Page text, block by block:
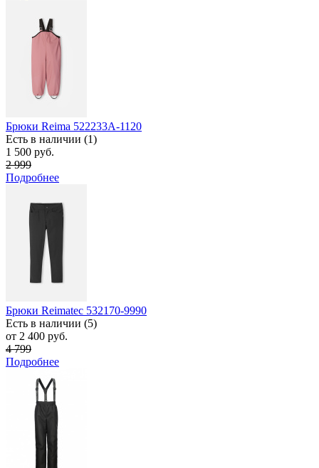
Брюки Reima 522233А-1120
Есть в наличии (1)
1 500 руб.
2 999
Подробнее
Брюки Reimatec 532170-9990
Есть в наличии (5)
от 2 400 руб.
4 799
Подробнее